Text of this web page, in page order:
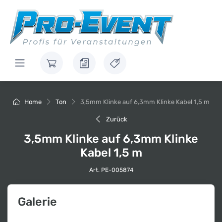
Home Ton 3,5mm Klinke auf 6,3mm Klinke Kabel 1,5 m
Zurück
3,5mm Klinke auf 6,3mm Klinke
Kabel 1,5 m
Art. PE-005874
Galerie